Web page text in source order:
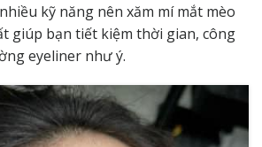
kỹ năng nên xăm mí mắt mèo
giúp bạn tiết kiệm thời gian, công
eyeliner như ý.